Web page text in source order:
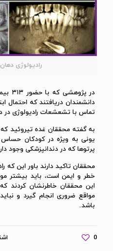
رادیولوژی
در
دانشمندان دریافتند که احتمال
تماس با تشعشعات رادیولوژی
به گفته محققان غده تیروئید
یونی به ویژه در کودکان حساس
پرتوها که در دندانپزشکی وجود
محققان تاکید دارند باور این که
خطر و ایمن است، باید بیشتر
این محققان خاطرنشان کردند
مواقع ضروری انجام گیرد و
باشد.
0